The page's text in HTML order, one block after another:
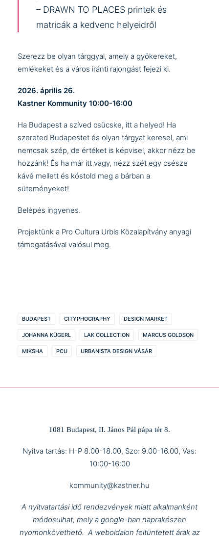
– DRAWN TO PLACES printek és
matricák a kedvenc helyeidről
Szerezz be olyan tárggyal, amely a gyökereket,
emlékeket és a város iránti rajongást fejezi ki.
2026. április 26.
Kastner Kommunity 10:00-16:00
Ha Budapest a szíved csücske, itt a helyed! Ha
szereted Budapestet és olyan tárgyat keresel, ami
nemcsak szép, de értéket is képvisel, akkor nézz be
hozzánk! És ha már itt vagy, nézz szét egy csésze
kávé mellett és kóstold meg a bárban a
süteményeket!
Belépés ingyenes.
Projektünk a Pro Cultura Urbis Közalapítvány anyagi
támogatásával valósul meg.
BUDAPEST CITYPHOGRAPHY DESIGN MARKET
JOHANNA KÜGERL LAK COLLECTION MARCUS GOLDSON
MIKSHA PCU URBANISTA DESIGN VÁSÁR
1081 Budapest, II. János Pál pápa tér 8.
Nyitva tartás: H-P 8.00-18.00, Szo: 9.00-16.00, Vas:
10:00-16:00
kommunity@kastner.hu
A nyitvatartási idő rendezvények miatt alkalmanként
módosulhat, mely a google-ban naprakészen
nyomonkövethető. A weboldalon feltüntetett árak az